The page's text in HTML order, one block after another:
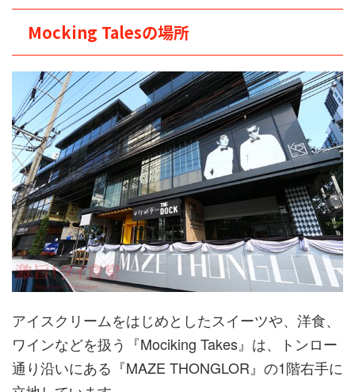
Mocking Talesの場所
アイスクリームをはじめとしたスイーツや、洋食、
ワインなどを扱う『Mociking Takes』は、トンロー
通り沿いにある『MAZE THONGLOR』の1階右手に